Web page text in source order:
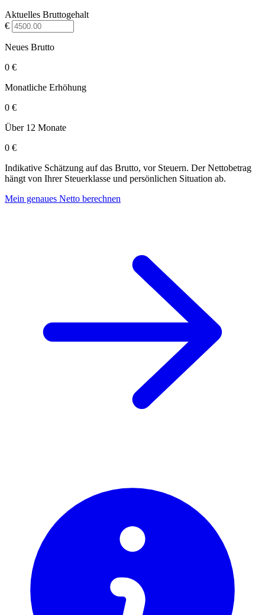
Aktuelles Bruttogehalt
€
Neues Brutto
0 €
Monatliche Erhöhung
0 €
Über 12 Monate
0 €
Indikative Schätzung auf das Brutto, vor Steuern. Der Nettobetrag
hängt von Ihrer Steuerklasse und persönlichen Situation ab.
Mein genaues Netto berechnen